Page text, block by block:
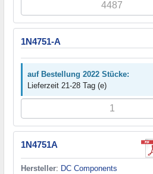
1N4751-A
auf Bestellung 2022 Stücke:
Lieferzeit 21-28 Tag (e)
1N4751A
Hersteller: DC Components